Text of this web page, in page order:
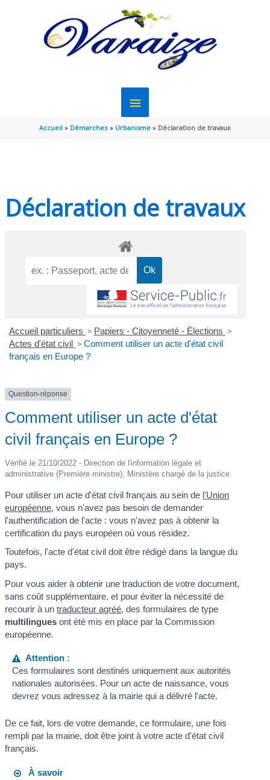
MENU
PRINCIPAL
Accueil Démarches Urbanisme Déclaration de travaux
Déclaration de travaux
Accueil particuliers > Papiers - Citoyenneté - Élections >
Actes d'état civil > Comment utiliser un acte d'état civil
français en Europe ?
Question-réponse
Comment utiliser un acte d'état
civil français en Europe ?
Vérifié le 21/10/2022 - Direction de l'information légale et
administrative (Première ministre), Ministère chargé de la justice
Pour utiliser un acte d'état civil français au sein de l'Union
européenne, vous n'avez pas besoin de demander
l'authentification de l'acte : vous n'avez pas à obtenir la
certification du pays européen où vous résidez.
Toutefois, l'acte d'état civil doit être rédigé dans la langue du
pays.
Pour vous aider à obtenir une traduction de votre document,
sans coût supplémentaire, et pour éviter la nécessité de
recourir à untraducteur agréé, des formulaires de type
multilingues ont été mis en place par la Commission
européenne.
Attention :
Ces formulaires sont destinés uniquement aux autorités
nationales autorisées. Pour un acte de naissance, vous
devrez vous adressez à la mairie qui a délivré l'acte.
De ce fait, lors de votre demande, ce formulaire, une fois
rempli par la mairie, doit être joint à votre acte d'état civil
français.
À savoir